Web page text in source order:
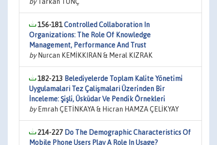
156-181Controlled Collaboration In
Organizations: The Role Of Knowledge
Management, Performance And Trust
byNurcan KEMİKKIRAN & Meral KIZRAK
182-213 Beledi̇yelerde Toplam Kali̇te Yöneti̇mi̇
Uygulamalari Tez Çalişmalari Üzeri̇nden Bi̇r
İnceleme: Şi̇şli̇, Üsküdar Ve Pendi̇k Örnekleri̇
byEmrah ÇETİNKAYA & Hicran HAMZA ÇELİKYAY
214-227 Do The Demographic Characteristics Of
Mobile Phone Users Play A Role In Usage?